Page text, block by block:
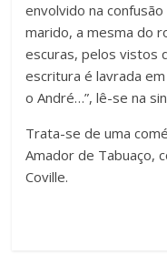
envolvido na
marido, a mesma do
escuras, pelos vistos
escritura é lavrada
o André…”, lê-se na
Trata-se de uma
Amador de Tabuaço,
Coville.